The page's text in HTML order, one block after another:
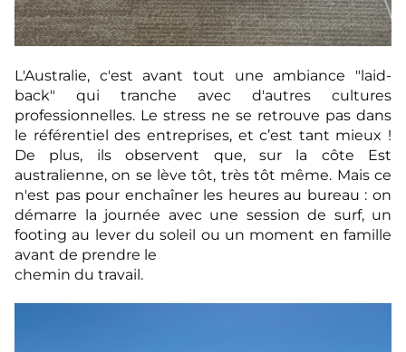
L'Australie, c'est avant tout une ambiance "laid-
back" qui tranche avec d'autres cultures
professionnelles. Le stress ne se retrouve pas dans
le référentiel des entreprises, et c’est tant mieux !
De plus, ils observent que, sur la côte Est
australienne, on se lève tôt, très tôt même. Mais ce
n'est pas pour enchaîner les heures au bureau : on
démarre la journée avec une session de surf, un
footing au lever du soleil ou un moment en famille
avant de prendre le
chemin du travail.